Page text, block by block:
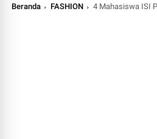
Beranda FASHION 4 Mahasiswa ISI Padang Panjang